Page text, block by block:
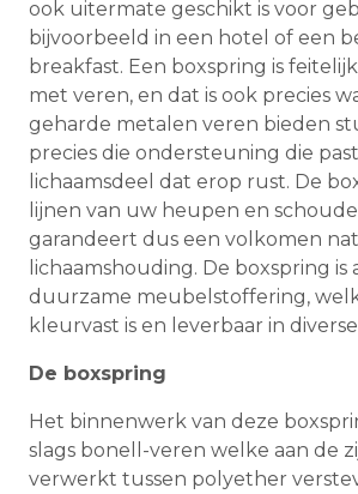
ook uitermate geschikt is voor
bijvoorbeeld in een hotel of een
breakfast. Een boxspring is
met veren, en dat is ook precies
geharde metalen veren bieden
precies die ondersteuning die
lichaamsdeel dat erop rust. De
lijnen van uw heupen en
garandeert dus een volkomen
lichaamshouding. De boxspring
duurzame meubelstoffering,
kleurvast is en leverbaar in
De boxspring
Het binnenwerk van deze
slags bonell-veren welke aan de
verwerkt tussen polyether